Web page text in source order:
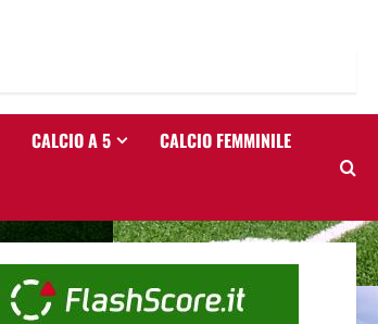
CALCIO A 5 CALCIO FEMMINILE